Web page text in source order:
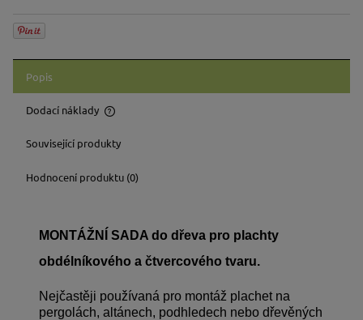
Popis
Dodací náklady
Cena neobsahuje případné náklady na platbu
Související produkty
Hodnocení produktu (0)
MONTÁŽNÍ SADA do dřeva pro plachty
obdélníkového a čtvercového tvaru.
Nejčastěji používaná pro montáž plachet na
pergolách, altánech, podhledech nebo dřevěných